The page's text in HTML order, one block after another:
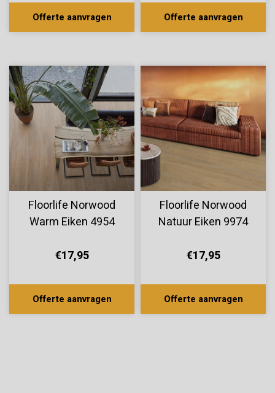
Offerte aanvragen Offerte aanvragen
Floorlife Norwood
Warm Eiken 4954
€17,95
Offerte aanvragen
Floorlife Norwood
Natuur Eiken 9974
€17,95
Offerte aanvragen